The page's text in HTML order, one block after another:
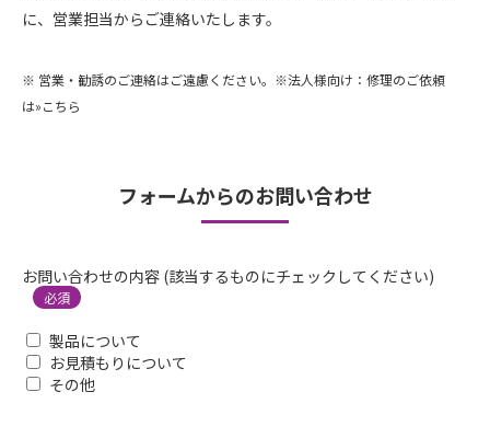
に、営業担当からご連絡いたします。
※ 営業・勧誘のご連絡はご遠慮ください。※法人様向け：修理のご依頼
は»こちら
フォームからのお問い合わせ
お問い合わせの内容 (該当するものにチェックしてください)
必須
製品について
お見積もりについて
その他